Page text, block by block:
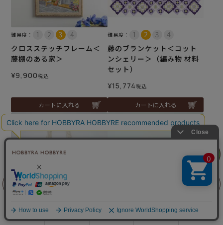
商品を探す 手芸を学ぶ ガイド 店舗情報 ログイン
前に戻る
フェア
難易度：
クロスステッチフレーム＜
藤棚のある家＞
¥9,900税込
カートに入れる
難易度：
藤のブランケット＜コット
ンシェリー＞（編み物 材料
セット）
¥15,774税込
カートに入れる
難易度：